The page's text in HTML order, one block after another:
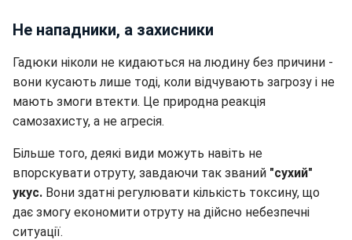
Не нападники, а захисники
Гадюки ніколи не кидаються на людину без причини -
вони кусають лише тоді, коли відчувають загрозу і не
мають змоги втекти. Це природна реакція
самозахисту, а не агресія.
Більше того, деякі види можуть навіть не
впорскувати отруту, завдаючи так званий "сухий"
укус. Вони здатні регулювати кількість токсину, що
дає змогу економити отруту на дійсно небезпечні
ситуації.